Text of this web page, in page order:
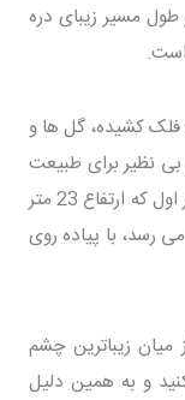
طول مسیر زیبای دره
فلک کشیده، گل ها و
نظیر برای طبیعت
دوستان فراهم می کند. بعد از رسیدن به آبشار اول که ارتفاع 23 متر
بعدی که تعداد آن ها به 3 تا می رسد، با پیاده روی
میان زیباترین چشم
و به همین دلیل